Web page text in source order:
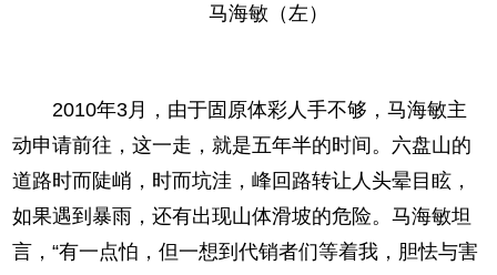
马海敏（左）
2010年3月，由于固原体彩人手不够，马海敏主
动申请前往，这一走，就是五年半的时间。六盘山的
道路时而陡峭，时而坑洼，峰回路转让人头晕目眩，
如果遇到暴雨，还有出现山体滑坡的危险。马海敏坦
言，“有一点怕，但一想到代销者们等着我，胆怯与害